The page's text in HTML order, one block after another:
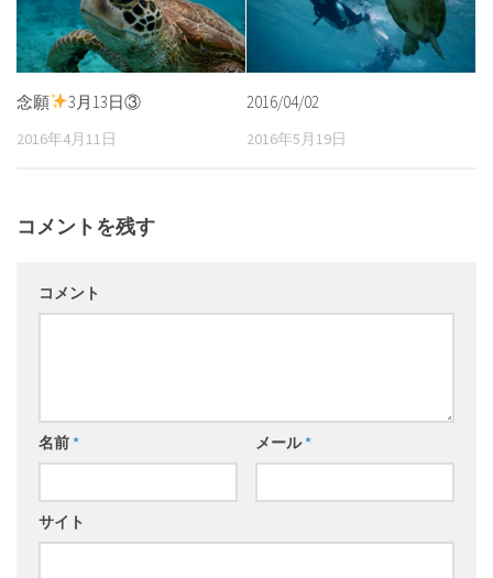
念願 3月13日③
2016年4月11日
2016/04/02
2016年5月19日
コメントを残す
コメント
名前* メール*
サイト